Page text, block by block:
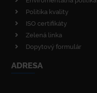
Politika kvality
ISO certifikáty
Zelená linka
Dopytový formulár
ADRESA